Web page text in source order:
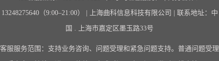
13248275640（9:00–21:00） | 上海曲科信息科技有限公司 | 联系地址：中
国 . 上海市嘉定区墨玉路33号
客服服务范围：支持业务咨询、问题受理和紧急问题支持。普通问题受理